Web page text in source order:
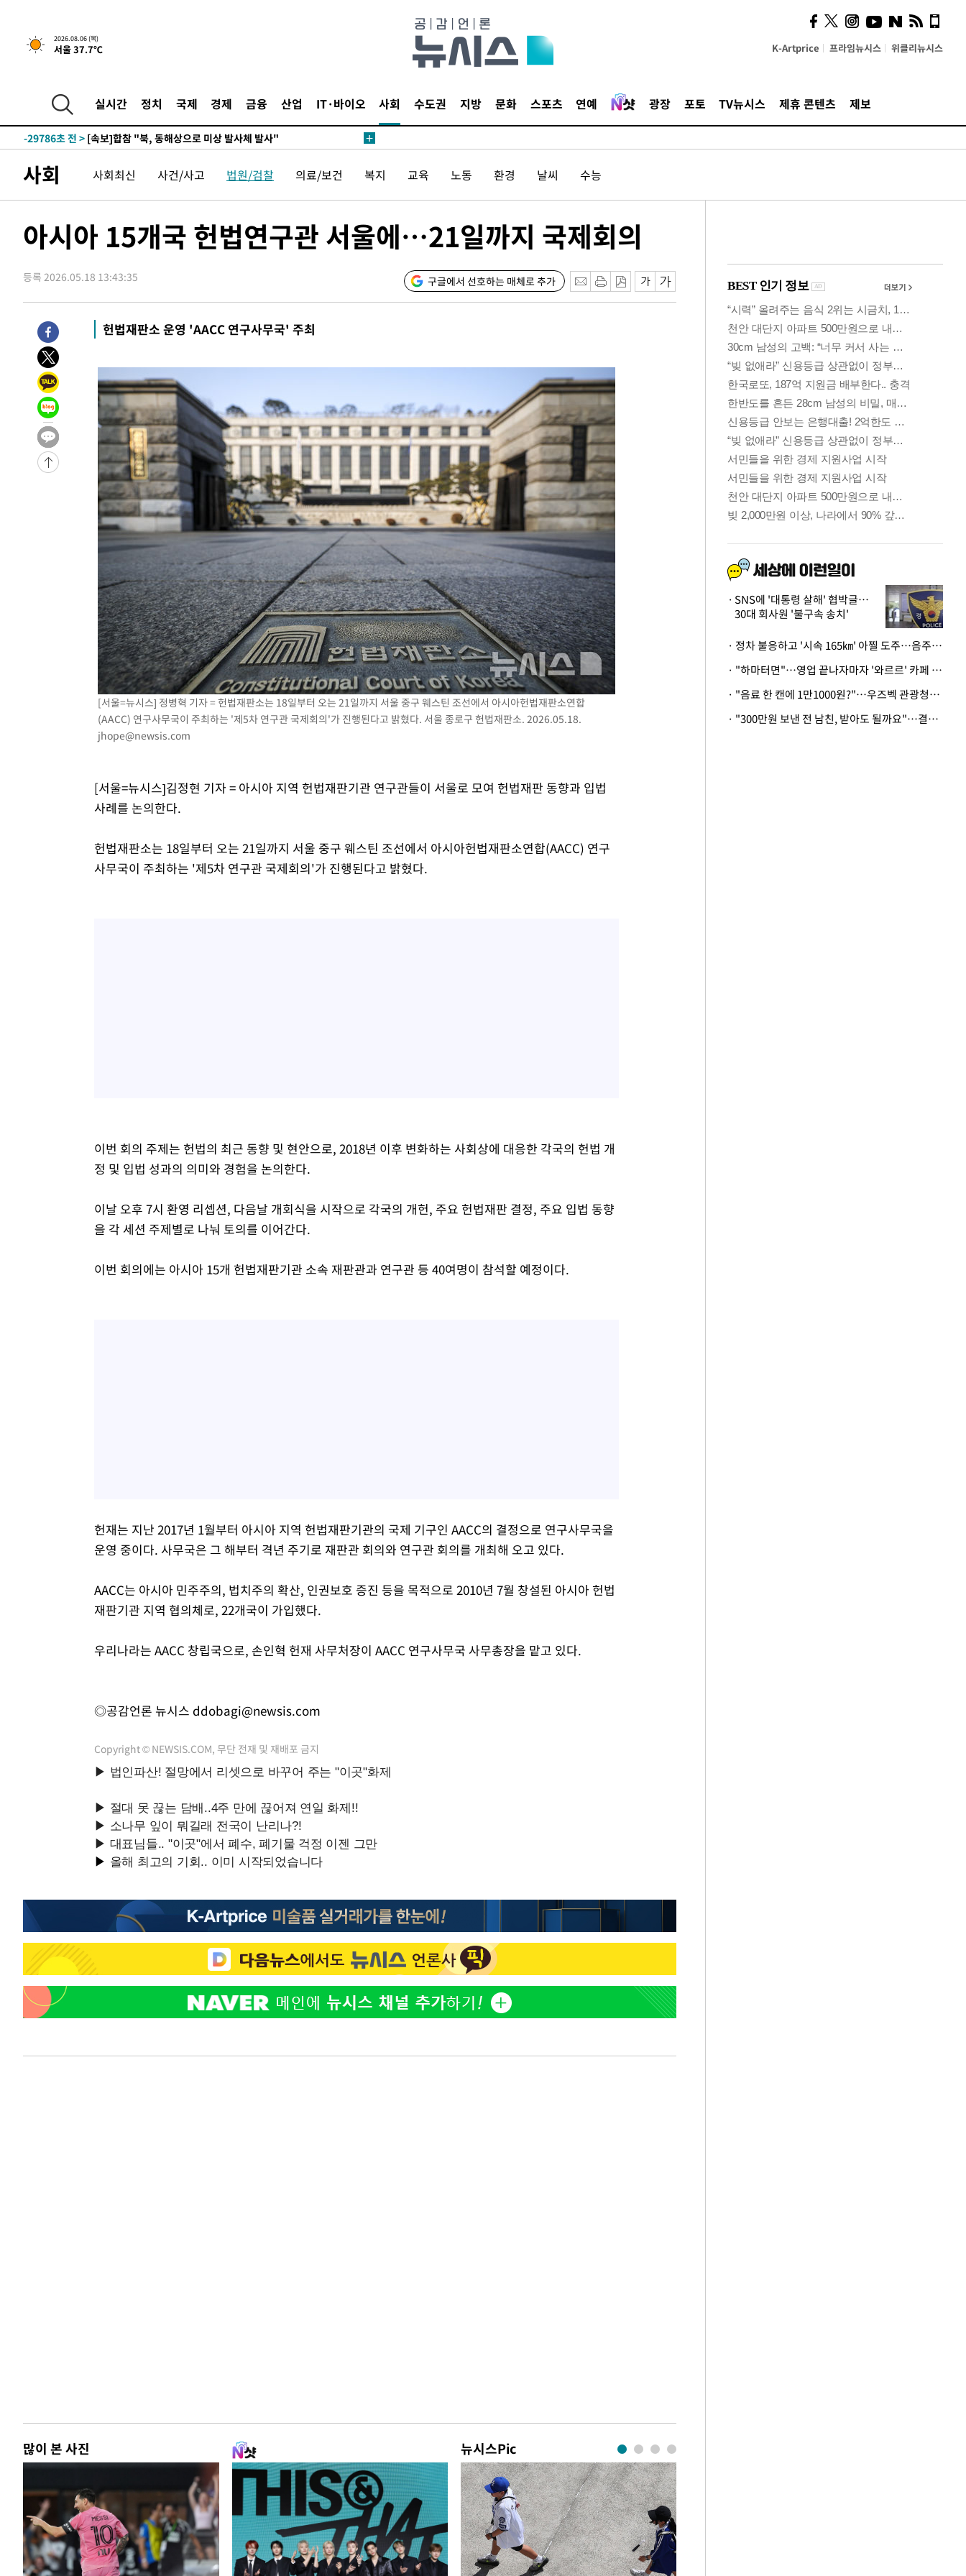
2026.08.06 (목)
서울 37.7℃ K-Artprice 프라임뉴시스 위클리뉴시스
실시간 정치 국제 경제 금융 산업 IT·바이오 사회 수도권 지방 문화 스포츠 연예 광장 포토 TV뉴시스 제휴 콘텐츠 제보
-5999초 전 > [속보]경찰, '홍명보 선임 논란' 대한축구협회·축구회관 등 압수수색
-31950초 전 >
日방위성, 北이 동해로 쏜 발사체는 탄도미사일 가능성
-30380초 전 >
-29786초 전 > [속보]합참 "북, 동해상으로 미상 발사체 발사"
-29141초 전 >
[속보]7~9일 프로야구 3연전도 폭염 취소…11일 재개
-28803초 전 >"韓 외환시장 개입 관측 배경엔 美의 대한국 무역적자 있어"
-28470초 전 >서울 낮 37.9도, 올여름 최고치 경신…영등포 순간 '40도'
-24127초 전 >[속보]코스닥, 800p 회복…0.26% 오른 801.67 마감
-24057초 전 >[속보]코스피, 301.88포인트(4.58%) 내린 6296.38 마감
-23922초 전 >
[속보]원·달러 환율, 0.7원 내린 1423.8원 마감
-21521초 전 >
"여기 떨어졌다"…다누리, 스페이스X 로켓 달 충돌 흔적 포착
-18566초 전 >
-11167초 전 >
내일까지 39도 '펄펄'…기상청 "태풍 지나며 폭염 잠시 꺾인다"
-10804초 전 >
트럼프, 한국계 진보 주지사 후보 맹공…"공산주의가 최대 위협"
-10782초 전 >
"美간섭에 합의 지연"…트럼프, '이란 호르무즈 통제권' 수용할까
-7302초 전 >
[속보]산업장관 "李정부, 원전 반대 안해…안정 전력 위해 불가피"
-5999초 전 >
[속보]경찰, '홍명보 선임 논란' 대한축구협회·축구회관 등 압수수색
[속보]합참 "北 발사체는 단거리탄도미사일…감시·경계태세 강
日방위성, 北이 동해로 쏜 발사체는 탄도미사일 가능성
[속보] SKT, 에이닷 서비스 장애 발생…"원인 파악 중"
[속보]합참 "북, 동해상으로 미상 발사체 발사"
'낮 최고 39도' 불볕더위…한밤 열대야도 계속[내일날씨]
[속보]7~9일 프로야구 3연전도 폭염 취소…11일 재개
"韓 외환시장 개입 관측 배경엔 美의 대한국 무역적자 있어"
'월드컵 탈락 후폭풍' 축구협회…초유의 압수수색에 '충격·당황'
서울 낮 37.9도, 올여름 최고치 경신…영등포 순간 '40도'
[속보]종합특검, 대검 추가 압수수색…내란 중요임무종사 혐의
[속보]코스닥, 800p 회복…0.26% 오른 801.67 마감
[속보]코스피, 301.88포인트(4.58%) 내린 6296.38 마감
[속보]원·달러 환율, 0.7원 내린 1423.8원 마감
"여기 떨어졌다"…다누리, 스페이스X 로켓 달 충돌 흔적 포착
내일까지 39도 '펄펄'…기상청 "태풍 지나며 폭염 잠시 꺾인다"
트럼프, 한국계 진보 주지사 후보 맹공…"공산주의가 최대 위협"
[속보]산업장관 "李정부, 원전 반대 안해…안정 전력 위해 불가피"
[속보]경찰, '홍명보 선임 논란' 대한축구협회·축구회관 등 압수수색
사회 사회최신 사건/사고 법원/검찰 의료/보건 복지 교육 노동 환경 날씨 수능
아시아 15개국 헌법연구관 서울에…21일까지 국제회의
등록 2026.05.18 13:43:35 구글에서 선호하는 매체로 추가
헌법재판소 운영 'AACC 연구사무국' 주최
[서울=뉴시스] 정병혁 기자 = 헌법재판소는 18일부터 오는 21일까지 서울 중구 웨스틴 조선에서 아시아헌법재판소연합
(AACC) 연구사무국이 주최하는 '제5차 연구관 국제회의'가 진행된다고 밝혔다. 서울 종로구 헌법재판소. 2026.05.18.
jhope@newsis.com
[서울=뉴시스]김정현 기자 = 아시아 지역 헌법재판기관 연구관들이 서울로 모여 헌법재판 동향과 입법
사례를 논의한다.
헌법재판소는 18일부터 오는 21일까지 서울 중구 웨스틴 조선에서 아시아헌법재판소연합(AACC) 연구
사무국이 주최하는 '제5차 연구관 국제회의'가 진행된다고 밝혔다.
이번 회의 주제는 헌법의 최근 동향 및 현안으로, 2018년 이후 변화하는 사회상에 대응한 각국의 헌법 개
정 및 입법 성과의 의미와 경험을 논의한다.
이날 오후 7시 환영 리셉션, 다음날 개회식을 시작으로 각국의 개헌, 주요 헌법재판 결정, 주요 입법 동향
을 각 세션 주제별로 나눠 토의를 이어간다.
이번 회의에는 아시아 15개 헌법재판기관 소속 재판관과 연구관 등 40여명이 참석할 예정이다.
헌재는 지난 2017년 1월부터 아시아 지역 헌법재판기관의 국제 기구인 AACC의 결정으로 연구사무국을
운영 중이다. 사무국은 그 해부터 격년 주기로 재판관 회의와 연구관 회의를 개최해 오고 있다.
AACC는 아시아 민주주의, 법치주의 확산, 인권보호 증진 등을 목적으로 2010년 7월 창설된 아시아 헌법
재판기관 지역 협의체로, 22개국이 가입했다.
우리나라는 AACC 창립국으로, 손인혁 헌재 사무처장이 AACC 연구사무국 사무총장을 맡고 있다.
◎공감언론 뉴시스 ddobagi@newsis.com
Copyright © NEWSIS.COM, 무단 전재 및 재배포 금지
많이 본 사진 뉴시스Pic
의견, 국토부·LH에 충실히
전달할 것"
SNS에 '대통령 살해' 협박글…
30대 회사원 '불구속 송치'
· 정차 불응하고 '시속 165㎞' 아찔 도주…음주운전자 체포
· "하마터면"…영업 끝나자마자 '와르르' 카페 테라스 덮친 대리석 외벽
· "음료 한 캔에 1만1000원?"…우즈벡 관광청까지 나섰다, 유튜버 폭로 후폭풍
· "300만원 보낸 전 남친, 받아도 될까요"…결혼 앞둔 예비신부의 뜻밖 고충